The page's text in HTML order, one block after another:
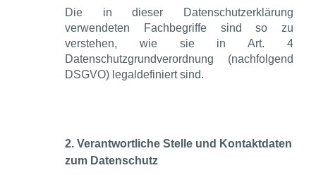
Die in dieser Datenschutzerklärung
verwendeten Fachbegriffe sind so zu
verstehen, wie sie in Art. 4
Datenschutzgrundverordnung (nachfolgend
DSGVO) legaldefiniert sind.
2. Verantwortliche Stelle und Kontaktdaten
zum Datenschutz